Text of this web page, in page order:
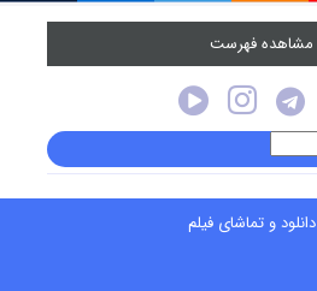
مشاهده فهرست
دانلود و تماشای فیلم